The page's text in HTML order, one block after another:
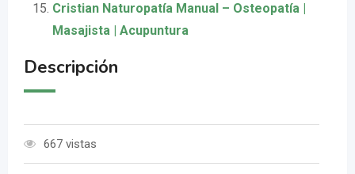
Cristian Naturopatía Manual – Osteopatía |
Masajista | Acupuntura
Descripción
667 vistas